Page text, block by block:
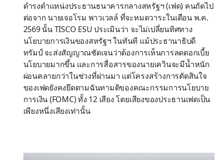
ดำรงตำแหน่งประธานธนาคารกลางสหรัฐฯ (เฟด) คนถัดไป
ต่อจาก นายเจอโรม พาวเวลล์ ที่จะหมดวาระในเดือน พ.ค.
2569 นั้น TISCO ESU ประเมินว่า จะไม่เปลี่ยนทิศทาง
นโยบายการเงินของสหรัฐฯ ในทันที แม้ประธานาธิบดี
ทรัมป์ จะส่งสัญญาณชัดเจนว่าต้องการเห็นการลดดอกเบี้ย
นโยบายมากขึ้น และการสื่อสารของนายเควินจะมีน้ำหนัก
ผ่อนคลายกว่าในช่วงที่ผ่านมา แต่โครงสร้างการตัดสินใจ
ของเฟดยังคงยึดตามฉันทามติของคณะกรรมการนโยบาย
การเงิน (FOMC) ทั้ง 12 เสียง โดยเสียงของประธานเฟดเป็น
เพียงหนึ่งเสียงเท่านั้น